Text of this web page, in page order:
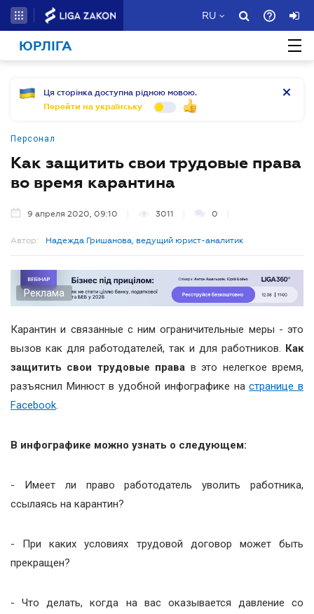
RU
ЮРЛІГА
Ця сторінка доступна рідною мовою.
Перейти на українську
Персонал
Как защитить свои трудовые права
во время карантина
9 апреля 2020, 09:10 3011 0
Автор: Надежда Гришанова, ведущий юрист-аналитик
Реклама
Карантин и связанные с ним ограничительные меры - это
вызов как для работодателей, так и для работников. Как
защитить свои трудовые права в это нелегкое время,
разъяснил Минюст в удобной инфографике настранице в
Facebook.
В инфографике можно узнать о следующем:
- Имеет ли право работодатель уволить работника,
ссылаясь на карантин?
- При каких условиях трудовой договор может быть
прекращен?
- Что делать, когда на вас оказывается давление со